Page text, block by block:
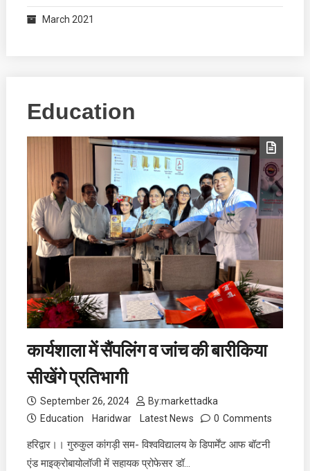
March 2021
Education
कार्यशाला में सैंपलिंग व जांच की बारीकिया
सीखेंगे प्रतिभागी
September 26, 2024 By:markettadka
Education
Haridwar Latest News 0 Comments
हरिद्वार।। गुरुकुल कांगड़ी सम- विश्वविद्यालय के डिपार्मेंट आफ बॉटनी
एंड माइक्रोबायोलॉजी में सहायक प्रोफेसर डॉ…